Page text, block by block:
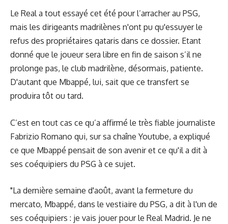
Le Real a tout essayé cet été pour l’arracher au PSG,
mais les dirigeants madrilènes n'ont pu qu'essuyerle
refus des propriétaires qataris dans ce dossier. Etant
donné que le joueur sera libre en fin de saison s’il ne
prolonge pas, le club madrilène, désormais, patiente.
D'autant que Mbappé, lui, sait que ce transfert se
produira tôt ou tard.
C’est en tout cas ce qu’a affirmé le très fiable journaliste
Fabrizio Romano qui, sur sa chaîne Youtube, a expliqué
ce que Mbappé pensait de son avenir et ce qu'il a dit à
ses coéquipiers du PSG à ce sujet.
"La dernière semaine d'août, avant la fermeture du
mercato, Mbappé, dans le vestiaire du PSG, a dit à l'un de
ses coéquipiers : je vais jouer pour le Real Madrid. Je ne